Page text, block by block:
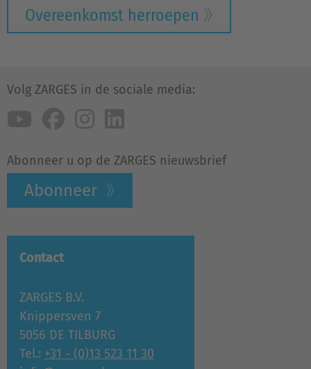
Overeenkomst herroepen
Volg ZARGES in de sociale media:
Abonneer u op de ZARGES nieuwsbrief
Abonneer
Contact
ZARGES B.V.
Knippersven 7
5056 DE TILBURG
Tel.: +31 - (0)13 523 11 30